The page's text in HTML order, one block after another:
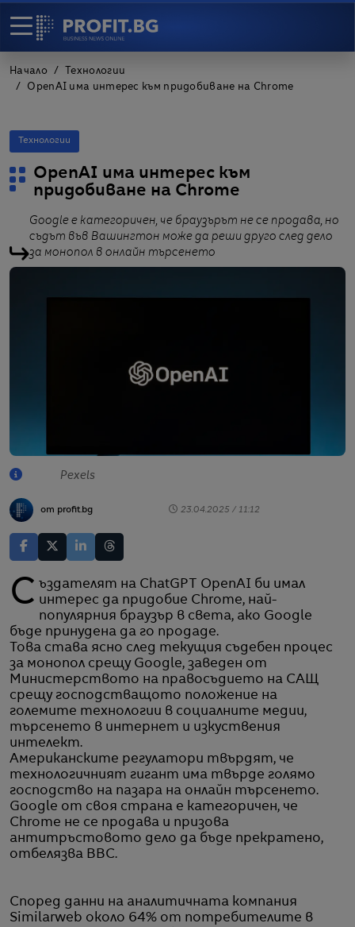
Начало
Технологии
OpenAI има интерес към придобиване на Chrome
Технологии
OpenAI има интерес към
придобиване на Chrome
Google е категоричен, че браузърът не се продава, но
съдът във Вашингтон може да реши друго след дело
за монопол в онлайн търсенето
Pexels
от profit.bg 23.04.2025 / 11:12
Създателят на ChatGPT OpenAI би имал интерес да придобие Chrome, най-
популярния браузър в света, ако Google
бъде принудена да го продаде.
Това става ясно след текущия съдебен процес
за монопол срещу Google, заведен от
Министерството на правосъдието на САЩ
срещу господстващото положение на
големите технологии в социалните медии,
търсенето в интернет и изкуствения
интелект.
Американските регулатори твърдят, че
технологичният гигант има твърде голямо
господство на пазара на онлайн търсенето.
Google от своя страна е категоричен, че
Chrome не се продава и призова
антитръстовото дело да бъде прекратено,
отбелязва BBC.
Според данни на аналитичната компания
Similarweb около 64% от потребителите в